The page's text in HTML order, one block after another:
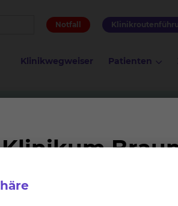
Notfall
Klinikwegweiser Patienten
Ost 4.2/H42
Patienten hat die Station den